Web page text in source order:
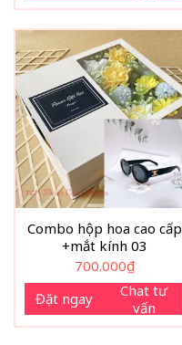
Combo hộp hoa cao cấp
+mắt kính 03
700.000₫
Đặt ngay
Chat tư
vấn